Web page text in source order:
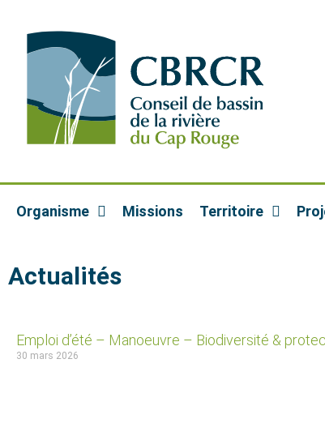
Organisme Missions Territoire
Actualités
Emploi d’été – Manoeuvre – Biodiversité &
30 mars 2026